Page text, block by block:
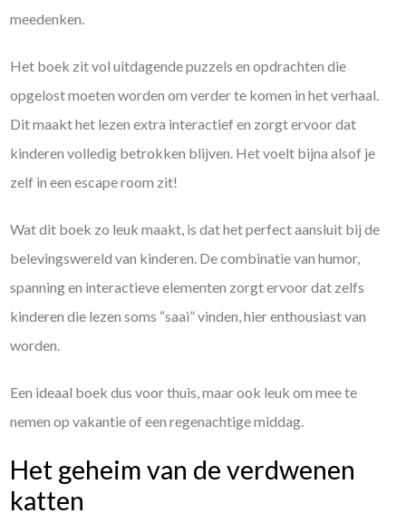
meedenken.
Het boek zit vol uitdagende puzzels en opdrachten die
opgelost moeten worden om verder te komen in het verhaal.
Dit maakt het lezen extra interactief en zorgt ervoor dat
kinderen volledig betrokken blijven. Het voelt bijna alsof je
zelf in een escape room zit!
Wat dit boek zo leuk maakt, is dat het perfect aansluit bij de
belevingswereld van kinderen. De combinatie van humor,
spanning en interactieve elementen zorgt ervoor dat zelfs
kinderen die lezen soms “saai” vinden, hier enthousiast van
worden.
Een ideaal boek dus voor thuis, maar ook leuk om mee te
nemen op vakantie of een regenachtige middag.
Het geheim van de verdwenen
katten